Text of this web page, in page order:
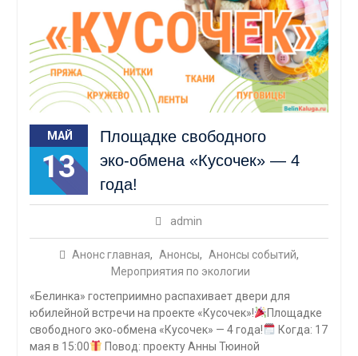
МАЙ
13
Площадке свободного
эко‑обмена «Кусочек» — 4
года!
admin
Анонс главная, Анонсы, Анонсы событий,
Мероприятия по экологии
«Белинка» гостеприимно распахивает двери для
юбилейной встречи на проекте «Кусочек»!
Площадке
свободного эко‑обмена «Кусочек» — 4 года!
Когда: 17
мая в 15:00
Повод: проекту Анны Тюиной